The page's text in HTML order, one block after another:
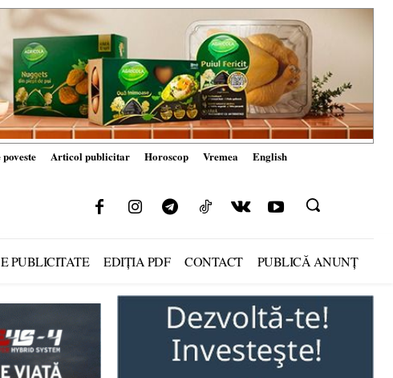
Articol publicitar Horoscop Vremea English
PUBLICITATE EDIȚIA PDF CONTACT PUBLICĂ ANUNȚ